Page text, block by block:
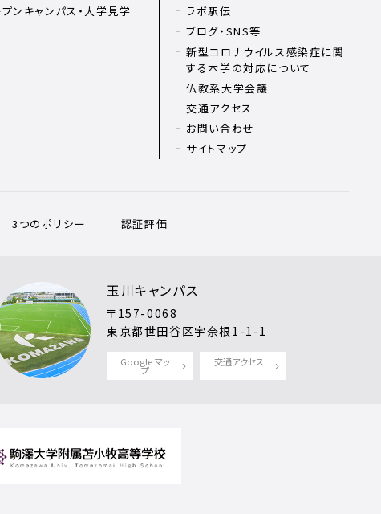
ンキャンパス・大学見学
ラボ駅伝
ブログ・SNS等
新型コロナウイルス感染症に関
する本学の対応について
仏教系大学会議
交通アクセス
お問い合わせ
サイトマップ
3つのポリシー 認証評価
玉川キャンパス
〒157-0068
東京都世田谷区宇奈根1-1-1
Google マッ
プ
交通アクセス